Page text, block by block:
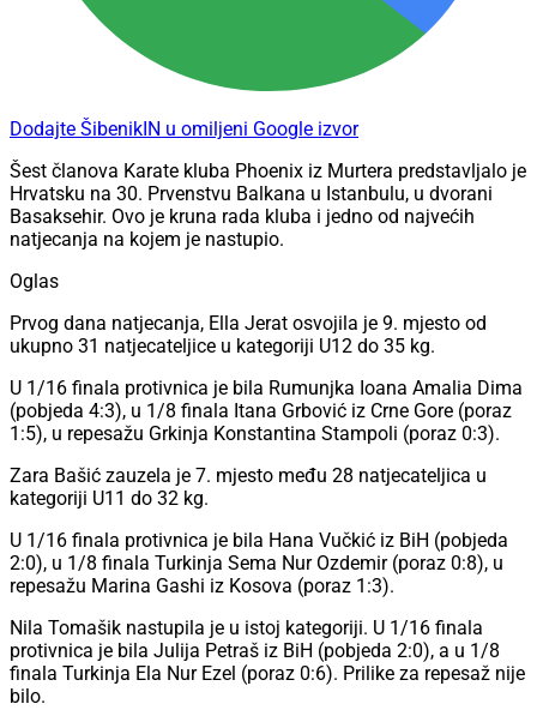
Dodajte ŠibenikIN u omiljeni Google izvor
Šest članova Karate kluba Phoenix iz Murtera predstavljalo je
Hrvatsku na 30. Prvenstvu Balkana u Istanbulu, u dvorani
Basaksehir. Ovo je kruna rada kluba i jedno od najvećih
natjecanja na kojem je nastupio.
Oglas
Prvog dana natjecanja, Ella Jerat osvojila je 9. mjesto od
ukupno 31 natjecateljice u kategoriji U12 do 35 kg.
U 1/16 finala protivnica je bila Rumunjka Ioana Amalia Dima
(pobjeda 4:3), u 1/8 finala Itana Grbović iz Crne Gore (poraz
1:5), u repesažu Grkinja Konstantina Stampoli (poraz 0:3).
Zara Bašić zauzela je 7. mjesto među 28 natjecateljica u
kategoriji U11 do 32 kg.
U 1/16 finala protivnica je bila Hana Vučkić iz BiH (pobjeda
2:0), u 1/8 finala Turkinja Sema Nur Ozdemir (poraz 0:8), u
repesažu Marina Gashi iz Kosova (poraz 1:3).
Nila Tomašik nastupila je u istoj kategoriji. U 1/16 finala
protivnica je bila Julija Petraš iz BiH (pobjeda 2:0), a u 1/8
finala Turkinja Ela Nur Ezel (poraz 0:6). Prilike za repesaž nije
bilo.